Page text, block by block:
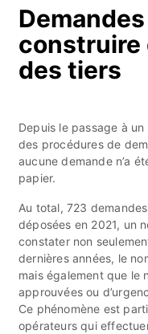
construire
des tiers
Depuis le passage à
des procédures de
aucune demande n’a
papier.
Au total, 723
déposées en 2021, un
constater non
dernières années, le
mais également que le
approuvées ou
Ce phénomène est
opérateurs qui